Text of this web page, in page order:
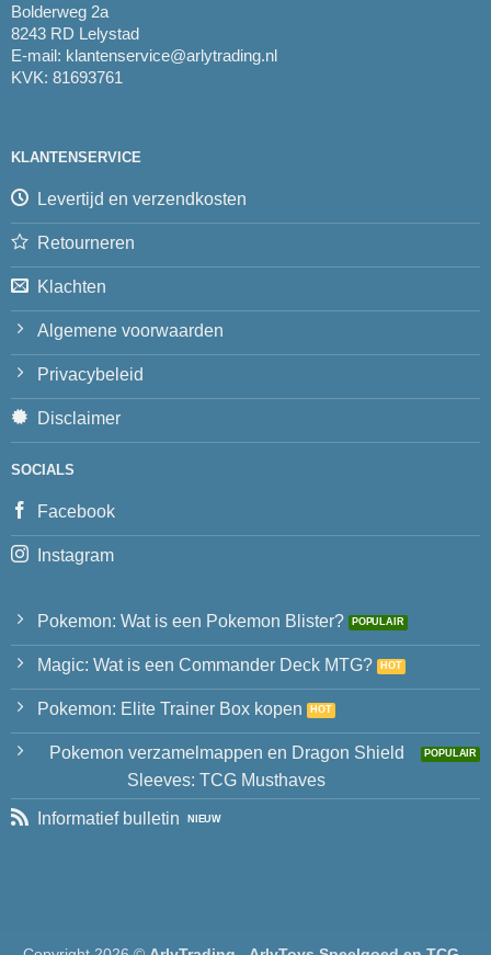
Bolderweg 2a
8243 RD Lelystad
E-mail: klantenservice@arlytrading.nl
KVK: 81693761
KLANTENSERVICE
Levertijd en verzendkosten
Retourneren
Klachten
Algemene voorwaarden
Privacybeleid
Disclaimer
SOCIALS
Facebook
Instagram
Pokemon: Wat is een Pokemon Blister?
Magic: Wat is een Commander Deck MTG?
Pokemon: Elite Trainer Box kopen
Pokemon verzamelmappen en Dragon Shield
Sleeves: TCG Musthaves
Informatief bulletin